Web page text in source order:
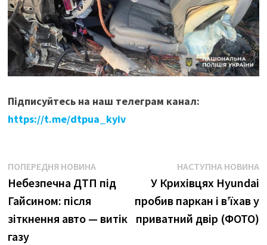
Підписуйтесь на наш телеграм канал:
https://t.me/dtpua_kyiv
Навігація
записів
ПОПЕРЕДНЯ НОВИНАПопередня
новина:
Небезпечна ДТП під
Гайсином: після
зіткнення авто — витік
газу
НАСТУПНА НОВИНА
У Крихівцях Hyundai
пробив паркан і в’їхав у
приватний двір (ФОТО)